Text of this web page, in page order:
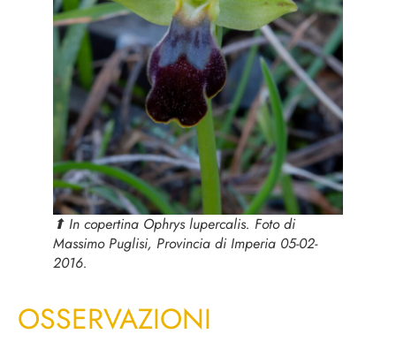
⬆︎ In copertina Ophrys lupercalis. Foto di
Massimo Puglisi, Provincia di Imperia 05-02-
2016.
OSSERVAZIONI